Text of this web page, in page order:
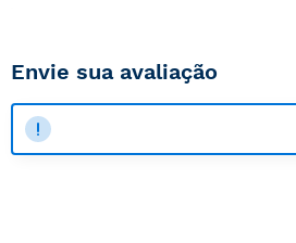
Envie sua avaliação